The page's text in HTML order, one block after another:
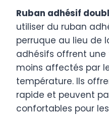
Ruban adhésif
utiliser du ruban
perruque au lieu de
adhésifs offrent
moins affectés par
température. Ils
rapide et peuvent
confortables pour